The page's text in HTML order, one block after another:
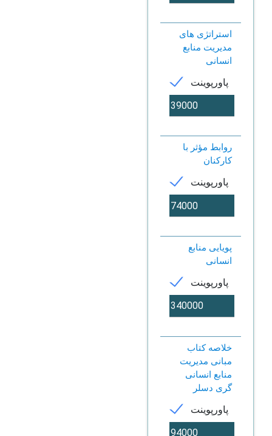
استراتژی های
مدیریت منابع
انسانی
پاورپوینت
روابط مؤثر با
کارکنان
پاورپوینت
پویایی منابع
انسانی
پاورپوینت
خلاصه کتاب
مبانی مدیریت
منابع انسانی
گری دسلر
پاورپوینت